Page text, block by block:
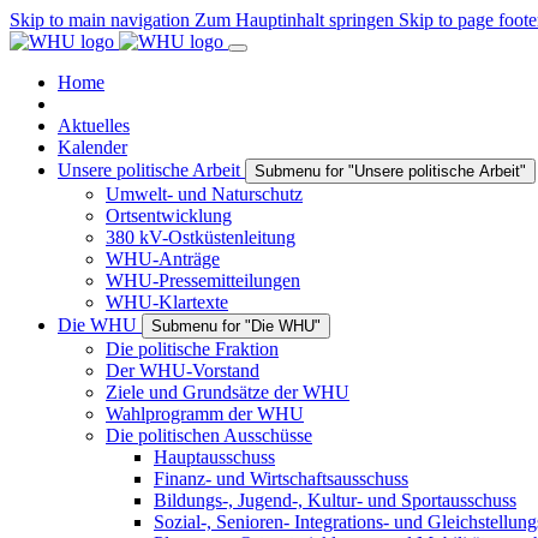
Skip to main navigation Zum Hauptinhalt springen Skip to page
Home
Aktuelles
Kalender
Unsere politische Arbeit
Submenu for "Unsere politische Arbeit"
Umwelt- und Naturschutz
Ortsentwicklung
380 kV-Ostküstenleitung
WHU-Anträge
WHU-Pressemitteilungen
WHU-Klartexte
Die WHU
Submenu for "Die WHU"
Die politische Fraktion
Der WHU-Vorstand
Ziele und Grundsätze der WHU
Wahlprogramm der WHU
Die politischen Ausschüsse
Hauptausschuss
Finanz- und Wirtschaftsausschuss
Bildungs-, Jugend-, Kultur- und Sportausschuss
Sozial-, Senioren- Integrations- und